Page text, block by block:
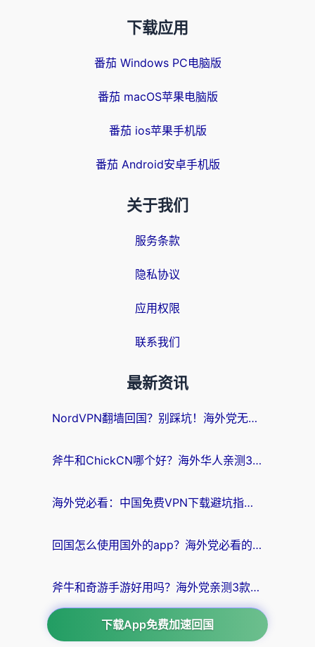
下载应用
番茄 Windows PC电脑版
番茄 macOS苹果电脑版
番茄 ios苹果手机版
番茄 Android安卓手机版
关于我们
服务条款
隐私协议
应用权限
联系我们
最新资讯
NordVPN翻墙回国？别踩坑！海外党无缝访问国内资源的真实指南
斧牛和ChickCN哪个好？海外华人亲测3款回国加速器+免费试用攻略
海外党必看：中国免费VPN下载避坑指南 + 无缝访问国内资源的终极方案
回国怎么使用国外的app？海外党必看的无缝访问国内资源全攻略
斧牛和奇游手游好用吗？海外党亲测3款回国加速器，选对才能无缝刷国内资源
下载App免费加速回国